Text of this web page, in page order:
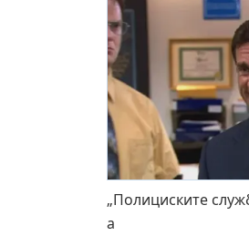
„Полициските
а